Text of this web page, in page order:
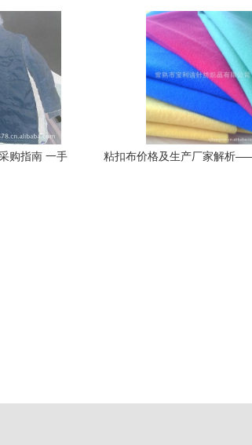
购指南 一手
粘扣布价格及生产厂家解析